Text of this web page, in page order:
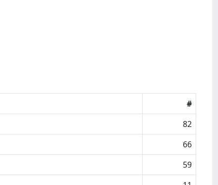
#
82
66
59